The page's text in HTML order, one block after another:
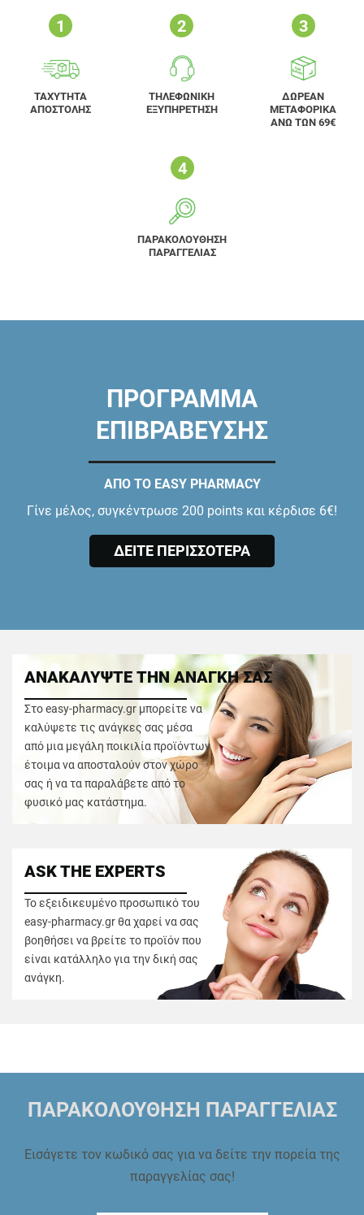
ΤΑΧΥΤΗΤΑ
ΑΠΟΣΤΟΛΗΣ
ΤΗΛΕΦΩΝΙΚΗ
ΕΞΥΠΗΡΕΤΗΣΗ
ΔΩΡΕΑΝ
ΜΕΤΑΦΟΡΙΚΑ
ΑΝΩ ΤΩΝ 69€
ΠΑΡΑΚΟΛΟΥΘΗΣΗ
ΠΑΡΑΓΓΕΛΙΑΣ
ΠΡΟΓΡΑΜΜΑ
ΕΠΙΒΡΑΒΕΥΣΗΣ
ΑΠΟ ΤΟ EASY PHARMACY
Γίνε μέλος, συγκέντρωσε 200 points και κέρδισε 6€!
ΔΕΙΤΕ ΠΕΡΙΣΣΟΤΕΡΑ
ΑΝΑΚΑΛΥΨΤΕ ΤΗΝ ΑΝΑΓΚΗ ΣΑΣ
Στο easy-pharmacy.gr μπορείτε να
καλύψετε τις ανάγκες σας μέσα
από μια μεγάλη ποικιλία προϊόντων
έτοιμα να αποσταλούν στον χώρο
σας ή να τα παραλάβετε από το
φυσικό μας κατάστημα.
ASK THE EXPERTS
Το εξειδικευμένο προσωπικό του
easy-pharmacy.gr θα χαρεί να σας
βοηθήσει να βρείτε το προϊόν που
είναι κατάλληλο για την δική σας
ανάγκη.
ΠΑΡΑΚΟΛΟΥΘΗΣΗ ΠΑΡΑΓΓΕΛΙΑΣ
Εισάγετε τον κωδικό σας για να δείτε την πορεία της
παραγγελίας σας!